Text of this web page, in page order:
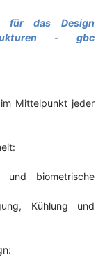
für das Design
- gbc
Mittelpunkt jeder
und biometrische
Kühlung und